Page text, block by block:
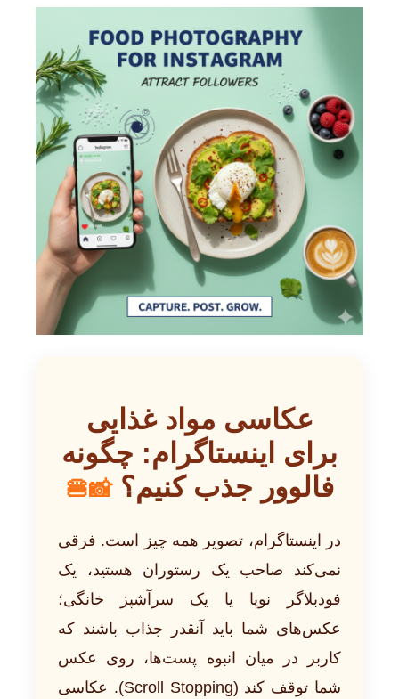
عکاسی مواد غذایی
برای اینستاگرام: چگونه
فالوور جذب کنیم؟📸🍔
در اینستاگرام، تصویر همه چیز است. فرقی
نمی‌کند صاحب یک رستوران هستید، یک
فودبلاگر نوپا یا یک سرآشپز خانگی؛
عکس‌های شما باید آنقدر جذاب باشند که
کاربر در میان انبوه پست‌ها، روی عکس
شما توقف کند (Scroll Stopping). عکاسی